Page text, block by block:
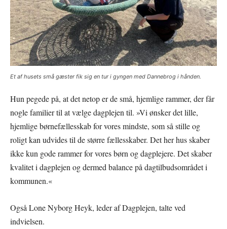
Et af husets små gæster fik sig en tur i gyngen med Dannebrog i hånden.
Hun pegede på, at det netop er de små, hjemlige rammer, der får
nogle familier til at vælge dagplejen til. »Vi ønsker det lille,
hjemlige børnefællesskab for vores mindste, som så stille og
roligt kan udvides til de større fællesskaber. Det her hus skaber
ikke kun gode rammer for vores børn og dagplejere. Det skaber
kvalitet i dagplejen og dermed balance på dagtilbudsområdet i
kommunen.«
Også Lone Nyborg Heyk, leder af Dagplejen, talte ved
indvielsen.